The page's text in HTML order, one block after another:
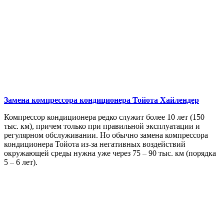
Замена компрессора кондиционера Тойота Хайлендер
Компрессор кондиционера редко служит более 10 лет (150
тыс. км), причем только при правильной эксплуатации и
регулярном обслуживании. Но обычно замена компрессора
кондиционера Тойота из-за негативных воздействий
окружающей среды нужна уже через 75 – 90 тыс. км (порядка
5 – 6 лет).